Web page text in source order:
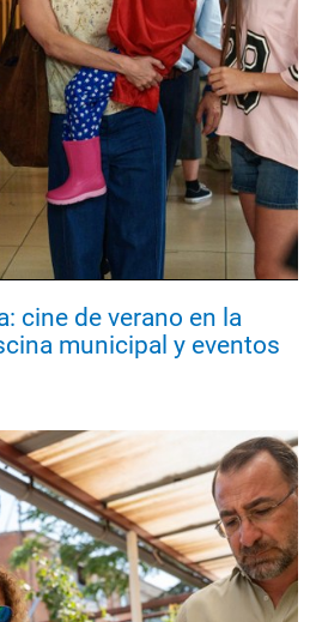
cine de verano en la
municipal y eventos